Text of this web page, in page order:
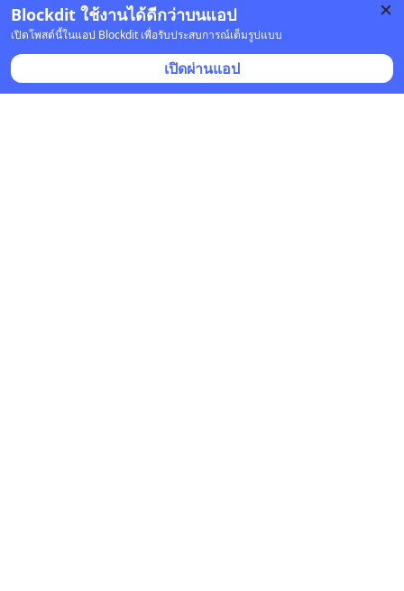
Blockdit ใช้งานได้ดีกว่าบนแอป
เปิดโพสต์นี้ในแอป Blockdit เพื่อรับประสบการณ์เต็มรูปแบบ
เปิดผ่านแอป
บันทึก
26 มิ.ย. 2022 เวลา 03:00 • ปรัชญา